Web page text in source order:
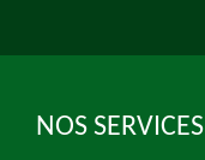
NOS SERVICES